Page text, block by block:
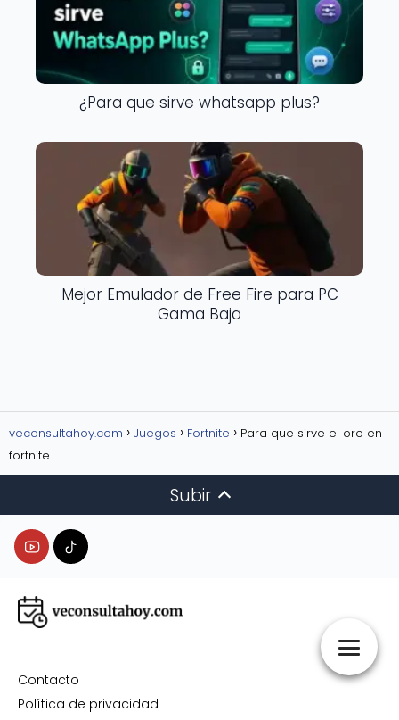
¿Para que sirve whatsapp plus?
Mejor Emulador de Free Fire para PC
Gama Baja
veconsultahoy.com Juegos Fortnite
Para que sirve el oro en
fortnite​
Subir
Contacto
Política de privacidad